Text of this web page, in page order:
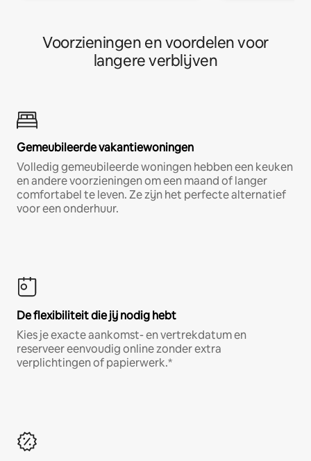
Voorzieningen en voordelen voor
langere verblijven
Gemeubileerde vakantiewoningen
Volledig gemeubileerde woningen hebben een keuken
en andere voorzieningen om een maand of langer
comfortabel te leven. Ze zijn het perfecte alternatief
voor een onderhuur.
De flexibiliteit die jij nodig hebt
Kies je exacte aankomst- en vertrekdatum en
reserveer eenvoudig online zonder extra
verplichtingen of papierwerk.*